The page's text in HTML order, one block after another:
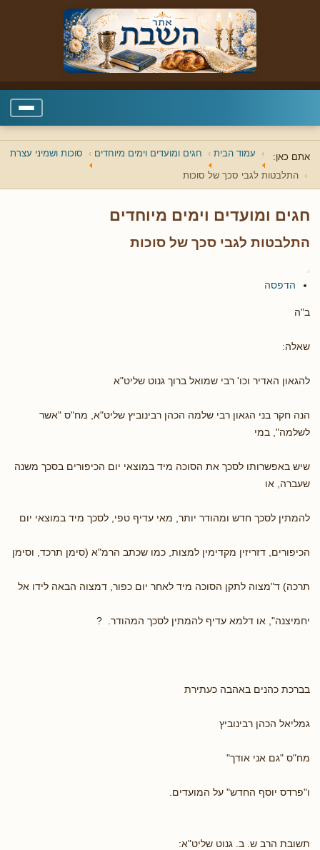
אתם כאן: עמוד הבית חגים ומועדים וימים מיוחדים סוכות ושמיני עצרת
התלבטות לגבי סכך של סוכות
חגים ומועדים וימים מיוחדים
התלבטות לגבי סכך של סוכות
הדפסה
ב"ה
שאלה:
להגאון האדיר וכו' רבי שמואל ברוך גנוט שליט"א
הנה חקר בני הגאון רבי שלמה הכהן רבינוביץ שליט"א, מח"ס "אשר
לשלמה", במי
שיש באפשרותו לסכך את הסוכה מיד במוצאי יום הכיפורים בסכך משנה
שעברה, או
להמתין לסכך חדש ומהודר יותר, מאי עדיף טפי, לסכך מיד במוצאי יום
הכיפורים, דזריזין מקדימין למצות, כמו שכתב הרמ"א (סימן תרכד, וסימן
תרכה) ד"מצוה לתקן הסוכה מיד לאחר יום כפור, דמצוה הבאה לידו אל
יחמיצנה", או דלמא עדיף להמתין לסכך המהודר. ?
בברכת כהנים באהבה כעתירת
גמליאל הכהן רבינוביץ
מח"ס "גם אני אודך"
ו"פרדס יוסף החדש" על המועדים.
תשובת הרב ש. ב. גנוט שליט"א: